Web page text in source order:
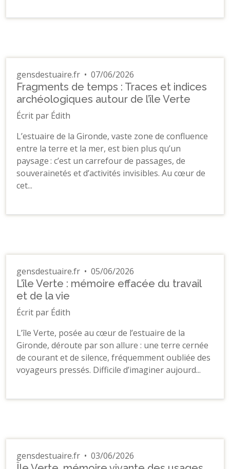
gensdestuaire.fr • 07/06/2026
Fragments de temps : Traces et indices
archéologiques autour de l’île Verte
Écrit par Édith
L’estuaire de la Gironde, vaste zone de confluence
entre la terre et la mer, est bien plus qu’un
paysage : c’est un carrefour de passages, de
souverainetés et d’activités invisibles. Au cœur de
cet...
gensdestuaire.fr • 05/06/2026
L’île Verte : mémoire effacée du travail
et de la vie
Écrit par Édith
L’île Verte, posée au cœur de l’estuaire de la
Gironde, déroute par son allure : une terre cernée
de courant et de silence, fréquemment oubliée des
voyageurs pressés. Difficile d’imaginer aujourd...
gensdestuaire.fr • 03/06/2026